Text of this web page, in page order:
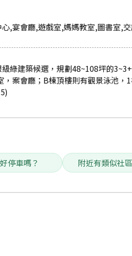
,宴會廳,遊戲室,媽媽教室,圖書室,
綠建築候選，規劃48~108坪的
案會廳；B棟頂樓則有觀景泳池，
停車嗎？ 附近有類似社